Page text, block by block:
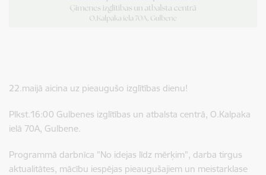
22.maijā aicina uz pieaugušo izglītības dienu!
Plkst.16:00 Gulbenes izglītības un atbalsta centrā, O.Kalpaka
ielā 70A, Gulbene.
Programmā darbnīca "No idejas līdz mērķim", darba tirgus
aktualitātes, mācību iespējas pieaugušajiem un meistarklase